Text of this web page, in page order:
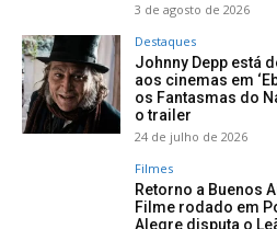
3 de agosto de 2026
Destaques
Johnny Depp está
aos cinemas em
os Fantasmas do
o trailer
24 de julho de 2026
Filmes
Retorno a Buenos
Filme rodado em
Alegre disputa o